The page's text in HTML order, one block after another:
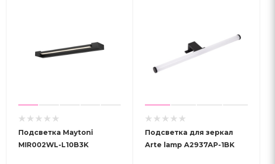
Подсветка Maytoni
MIR002WL-L10B3K
Подсветка для зеркал
Arte lamp A2937AP-1BK